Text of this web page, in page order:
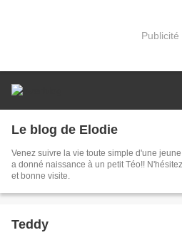
Publicité
Le blog de Elodie
Venez suivre la vie toute simple d'une
a donné naissance à un petit Téo!!
et bonne visite.
Teddy